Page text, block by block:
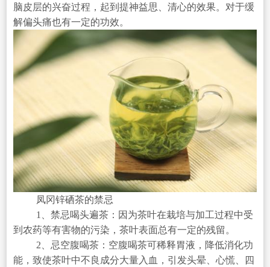
脑皮层的兴奋过程，起到提神益思、清心的效果。对于缓
解偏头痛也有一定的功效。
凤冈锌硒茶的禁忌
1、禁忌喝头遍茶：因为茶叶在栽培与加工过程中受
到农药等有害物的污染，茶叶表面总有一定的残留。
2、忌空腹喝茶：空腹喝茶可稀释胃液，降低消化功
能，致使茶叶中不良成分大量入血，引发头晕、心慌、四